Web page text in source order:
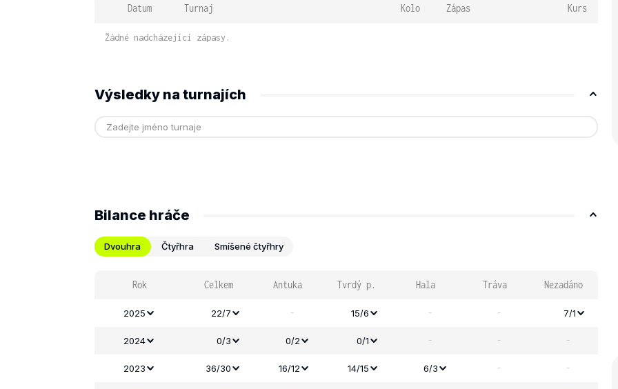
Datum Turnaj Kolo Zápas Kurs
Žádné nadcházející zápasy.
Výsledky na turnajích
Bilance hráče
Dvouhra Čtyřhra Smíšené čtyřhry
Rok Celkem Antuka Tvrdý p. Hala Tráva Nezadáno
2025 22/7 - 15/6 - - 7/1
2024 0/3 0/2 0/1 - - -
2023 36/30 16/12 14/15 6/3 - -